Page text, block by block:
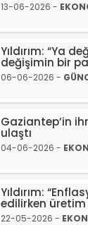
13-06-2026 -
Yıldırım: “Ya
değişimin bir
06-06-2026 -
Gaziantep’in
ulaştı
04-06-2026 -
Yıldırım:
edilirken üretim
22-05-2026 -